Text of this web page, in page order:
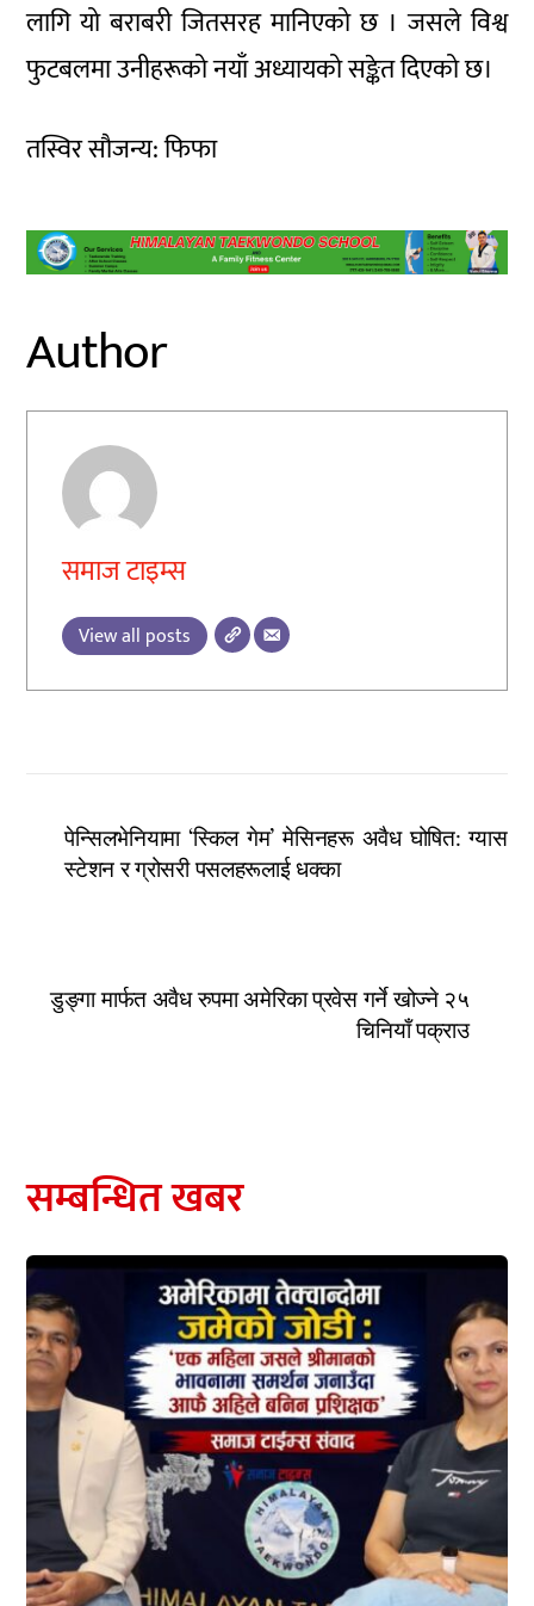
लागि यो बराबरी जितसरह मानिएको छ । जसले विश्व
फुटबलमा उनीहरूको नयाँ अध्यायको सङ्केत दिएको छ।
तस्विर सौजन्य: फिफा
Author
समाज टाइम्स
View all posts
पेन्सिलभेनियामा ‘स्किल गेम’ मेसिनहरू अवैध घोषित: ग्यास
स्टेशन र ग्रोसरी पसलहरूलाई धक्का
डुङ्गा मार्फत अवैध रुपमा अमेरिका प्रवेस गर्ने खोज्ने २५
चिनियाँ पक्राउ
सम्बन्धित खबर